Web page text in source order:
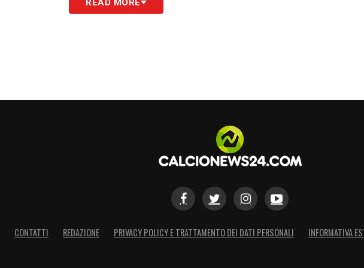
CONTATTI REDAZIONE PRIVACY POLICY E TRATTAMENTO DEI DATI PERSONALI INFORMATIVA